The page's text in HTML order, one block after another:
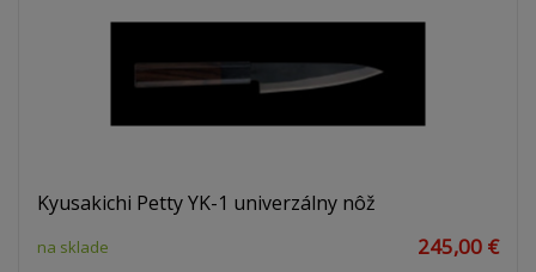
Kyusakichi Petty YK-1 univerzálny nôž
na sklade 245,00 €